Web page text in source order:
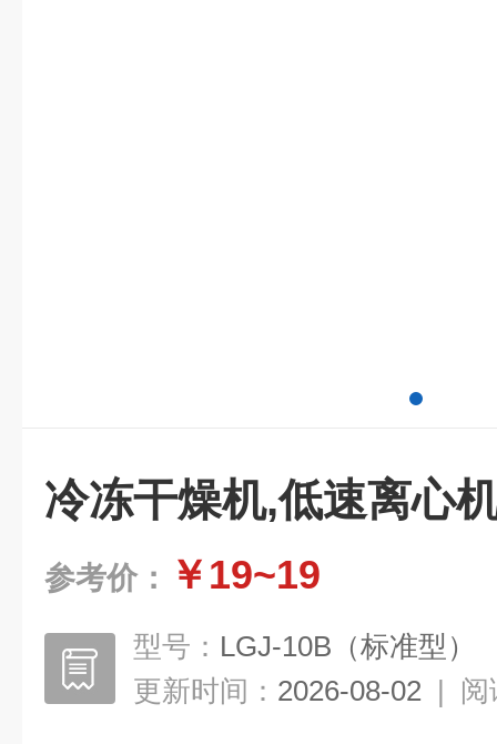
冷冻干燥机,低速离心
参考价： ￥19~19
型号： LGJ-10B（标准型）
更新时间： 2026-08-02 | 阅